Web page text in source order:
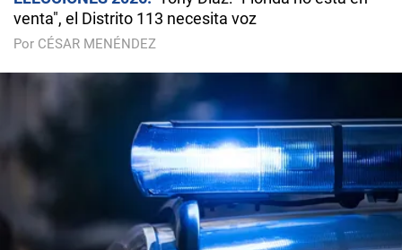
venta", el Distrito 113 necesita voz
Por CÉSAR MENÉNDEZ